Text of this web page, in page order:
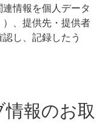
情報を個人データ
、提供先・提供者
し、記録したう
情報のお取